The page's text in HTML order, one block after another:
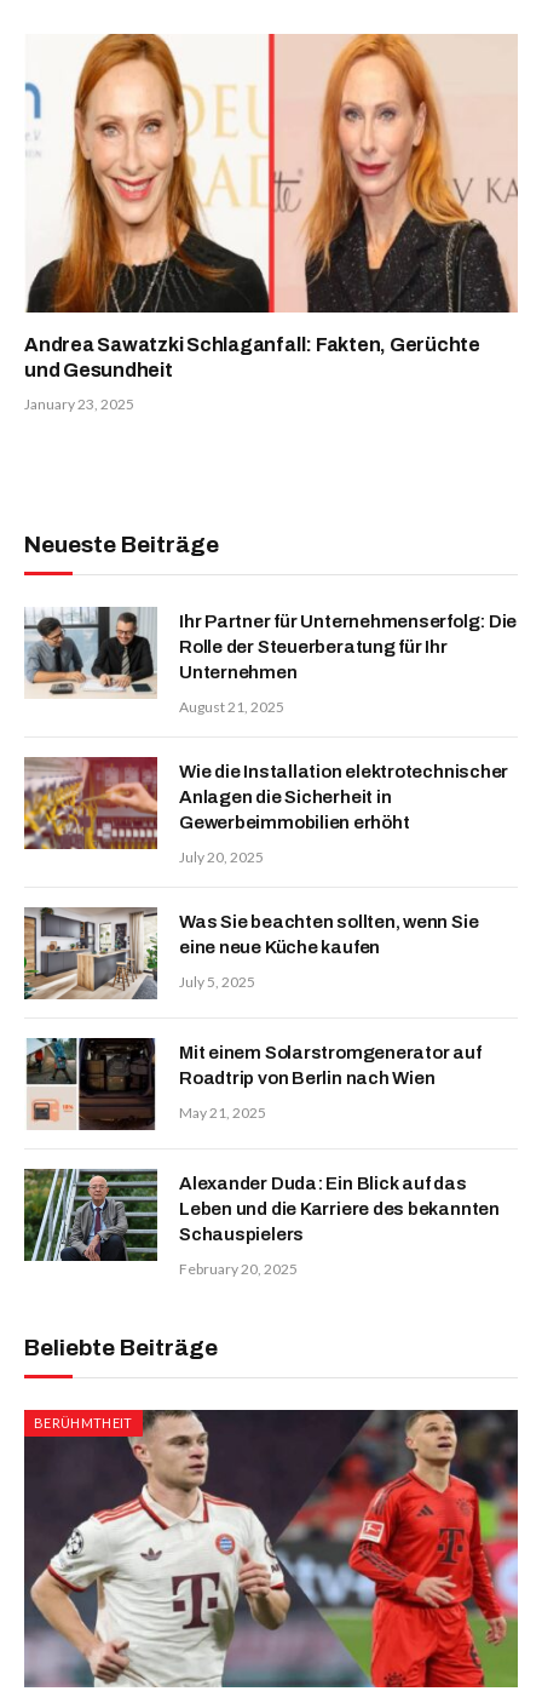
Andrea Sawatzki Schlaganfall: Fakten, Gerüchte
und Gesundheit
January 23, 2025
Neueste Beiträge
Ihr Partner für Unternehmenserfolg: Die
Rolle der Steuerberatung für Ihr
Unternehmen
August 21, 2025
Wie die Installation elektrotechnischer
Anlagen die Sicherheit in
Gewerbeimmobilien erhöht
July 20, 2025
Was Sie beachten sollten, wenn Sie
eine neue Küche kaufen
July 5, 2025
Mit einem Solarstromgenerator auf
Roadtrip von Berlin nach Wien
May 21, 2025
Alexander Duda: Ein Blick auf das
Leben und die Karriere des bekannten
Schauspielers
February 20, 2025
Beliebte Beiträge
BERÜHMTHEIT